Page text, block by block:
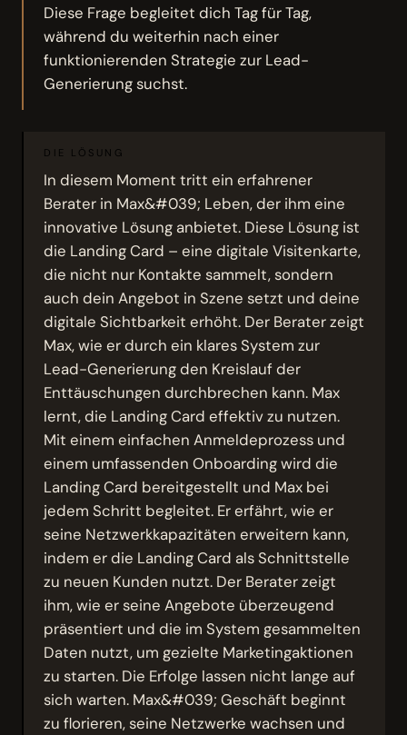
Diese Frage begleitet dich Tag für Tag,
während du weiterhin nach einer
funktionierenden Strategie zur Lead-
Generierung suchst.
DIE LÖSUNG
In diesem Moment tritt ein erfahrener
Berater in Max&#039; Leben, der ihm eine
innovative Lösung anbietet. Diese Lösung ist
die Landing Card – eine digitale Visitenkarte,
die nicht nur Kontakte sammelt, sondern
auch dein Angebot in Szene setzt und deine
digitale Sichtbarkeit erhöht. Der Berater zeigt
Max, wie er durch ein klares System zur
Lead-Generierung den Kreislauf der
Enttäuschungen durchbrechen kann. Max
lernt, die Landing Card effektiv zu nutzen.
Mit einem einfachen Anmeldeprozess und
einem umfassenden Onboarding wird die
Landing Card bereitgestellt und Max bei
jedem Schritt begleitet. Er erfährt, wie er
seine Netzwerkkapazitäten erweitern kann,
indem er die Landing Card als Schnittstelle
zu neuen Kunden nutzt. Der Berater zeigt
ihm, wie er seine Angebote überzeugend
präsentiert und die im System gesammelten
Daten nutzt, um gezielte Marketingaktionen
zu starten. Die Erfolge lassen nicht lange auf
sich warten. Max&#039; Geschäft beginnt
zu florieren, seine Netzwerke wachsen und